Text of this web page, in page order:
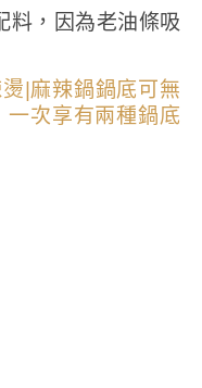
料，因為老油條吸